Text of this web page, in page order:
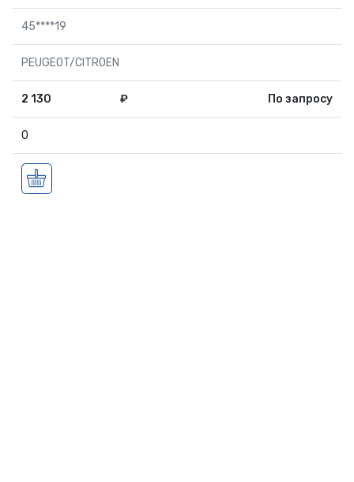
45****19
PEUGEOT/CITROEN
2 130 ₽ По запросу
0